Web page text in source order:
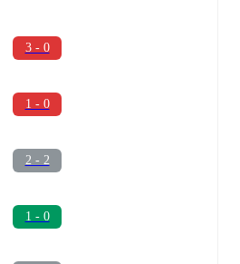
3 - 0
1 - 0
2 - 2
1 - 0